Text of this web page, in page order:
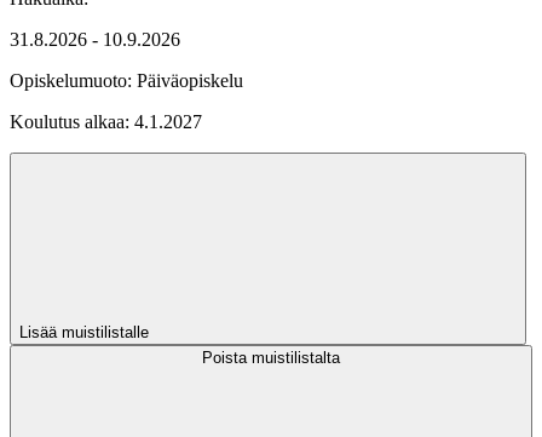
31.8.2026 - 10.9.2026
Opiskelumuoto: Päiväopiskelu
Koulutus alkaa: 4.1.2027
Lisää muistilistalle
Poista muistilistalta